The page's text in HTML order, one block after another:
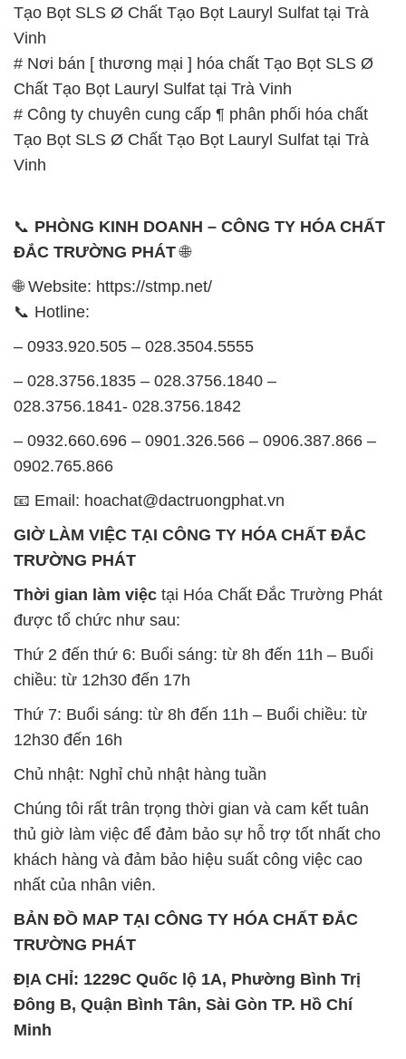
Tạo Bọt SLS Ø Chất Tạo Bọt Lauryl Sulfat tại Trà
Vinh
# Nơi bán [ thương mại ] hóa chất Tạo Bọt SLS Ø
Chất Tạo Bọt Lauryl Sulfat tại Trà Vinh
# Công ty chuyên cung cấp ¶ phân phối hóa chất
Tạo Bọt SLS Ø Chất Tạo Bọt Lauryl Sulfat tại Trà
Vinh
📞 PHÒNG KINH DOANH – CÔNG TY HÓA CHẤT
ĐẮC TRƯỜNG PHÁT🌐
🌐 Website: https://stmp.net/
📞 Hotline:
– 0933.920.505 – 028.3504.5555
– 028.3756.1835 – 028.3756.1840 –
028.3756.1841- 028.3756.1842
– 0932.660.696 – 0901.326.566 – 0906.387.866 –
0902.765.866
📧 Email: hoachat@dactruongphat.vn
GIỜ LÀM VIỆC TẠI CÔNG TY HÓA CHẤT ĐẮC
TRƯỜNG PHÁT
Thời gian làm việc tại Hóa Chất Đắc Trường Phát
được tổ chức như sau:
Thứ 2 đến thứ 6: Buổi sáng: từ 8h đến 11h – Buổi
chiều: từ 12h30 đến 17h
Thứ 7: Buổi sáng: từ 8h đến 11h – Buổi chiều: từ
12h30 đến 16h
Chủ nhật: Nghỉ chủ nhật hàng tuần
Chúng tôi rất trân trọng thời gian và cam kết tuân
thủ giờ làm việc để đảm bảo sự hỗ trợ tốt nhất cho
khách hàng và đảm bảo hiệu suất công việc cao
nhất của nhân viên.
BẢN ĐỒ MAP TẠI CÔNG TY HÓA CHẤT ĐẮC
TRƯỜNG PHÁT
ĐỊA CHỈ: 1229C Quốc lộ 1A, Phường Bình Trị
Đông B, Quận Bình Tân, Sài Gòn TP. Hồ Chí
Minh